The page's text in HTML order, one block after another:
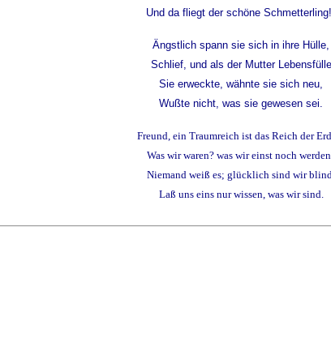
Und da fliegt der schöne
Ängstlich spann sie sich in ihre Hülle,
Schlief, und als der Mutter Lebensfülle
Sie erweckte, wähnte sie sich neu,
Wußte nicht, was sie gewesen sei.
Freund, ein Traumreich ist das Reich der
Was wir waren? was wir einst noch
Niemand weiß es; glücklich sind wir
Laß uns eins nur wissen, was wir sind.